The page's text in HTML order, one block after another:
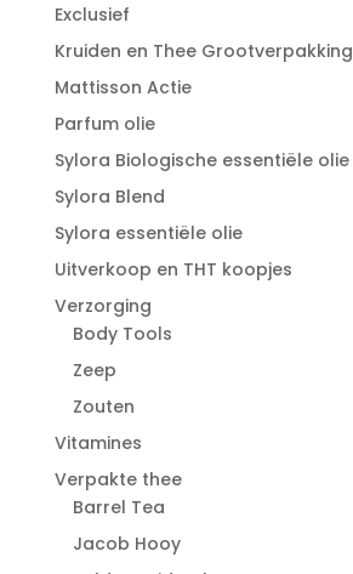
Exclusief
Kruiden en Thee Grootverpakking
Mattisson Actie
Parfum olie
Sylora Biologische essentiële olie
Sylora Blend
Sylora essentiële olie
Uitverkoop en THT koopjes
Verzorging
Body Tools
Zeep
Zouten
Vitamines
Verpakte thee
Barrel Tea
Jacob Hooy